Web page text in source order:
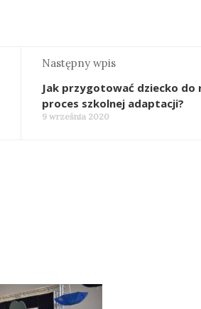
Następny wpis
Jak przygotować dziecko do
proces szkolnej adaptacji?
9 września 2020